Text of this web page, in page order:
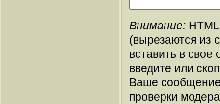
Внимание:
(вырезаются из
вставить в
введите или
Ваше
проверки